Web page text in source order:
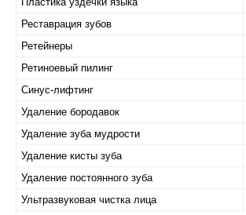
Реставрация зубов
Ретейнеры
Ретиноевый пилинг
Синус-лифтинг
Удаление бородавок
Удаление зуба мудрости
Удаление кисты зуба
Удаление постоянного зуба
Ультразвуковая чистка лица